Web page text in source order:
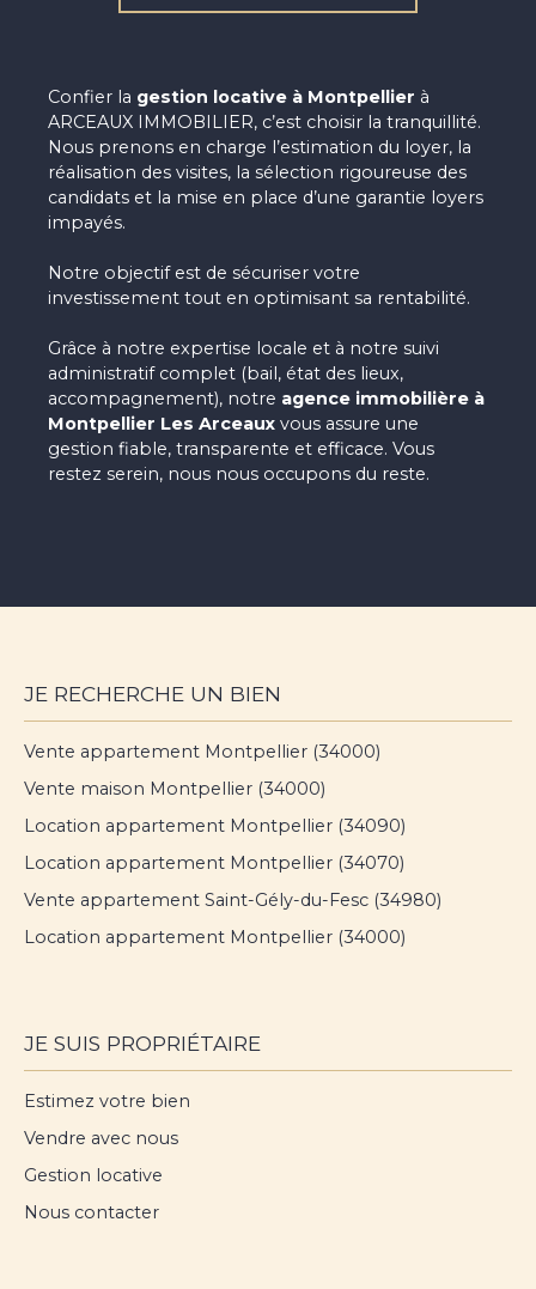
Confier la gestion locative à Montpellier à
ARCEAUX IMMOBILIER, c’est choisir la tranquillité.
Nous prenons en charge l’estimation du loyer, la
réalisation des visites, la sélection rigoureuse des
candidats et la mise en place d’une garantie loyers
impayés.
Notre objectif est de sécuriser votre
investissement tout en optimisant sa rentabilité.
Grâce à notre expertise locale et à notre suivi
administratif complet (bail, état des lieux,
accompagnement), notre agence immobilière à
Montpellier Les Arceaux vous assure une
gestion fiable, transparente et efficace. Vous
restez serein, nous nous occupons du reste.
JE RECHERCHE UN BIEN
Vente appartement Montpellier (34000)
Vente maison Montpellier (34000)
Location appartement Montpellier (34090)
Location appartement Montpellier (34070)
Vente appartement Saint-Gély-du-Fesc (34980)
Location appartement Montpellier (34000)
JE SUIS PROPRIÉTAIRE
Estimez votre bien
Vendre avec nous
Gestion locative
Nous contacter